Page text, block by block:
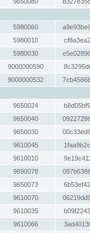
5980060
5980010
5980030
9000000590
9000000532
9650024
9650040
9650030
9610045
9610010
9690078
9650073
9610070
9610035
9610066